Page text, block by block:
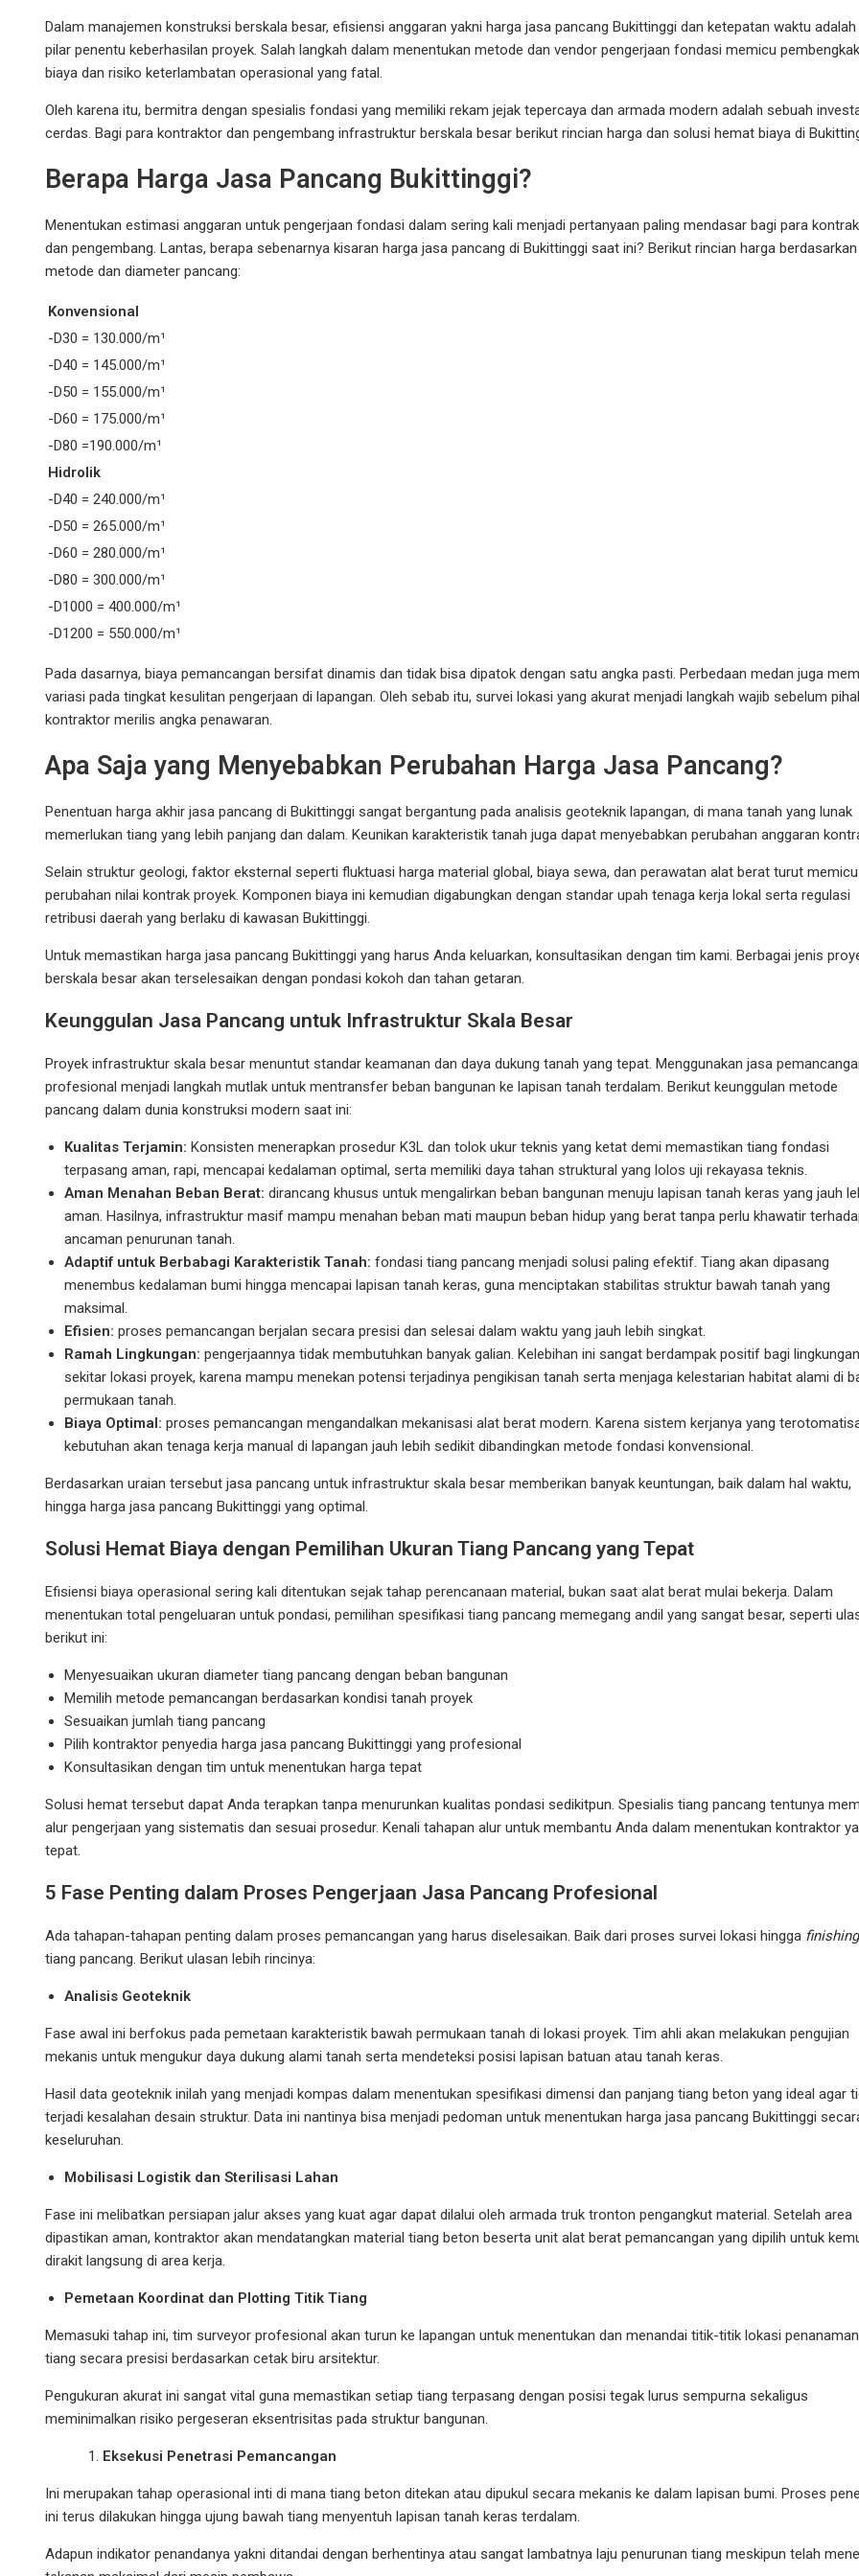
Dalam manajemen konstruksi berskala besar, efisiensi anggaran yakni harga jasa pancang Bukittinggi dan ketepatan waktu adalah
pilar penentu keberhasilan proyek. Salah langkah dalam menentukan metode dan vendor pengerjaan fondasi memicu
biaya dan risiko keterlambatan operasional yang fatal.
Oleh karena itu, bermitra dengan spesialis fondasi yang memiliki rekam jejak tepercaya dan armada modern adalah sebuah
cerdas. Bagi para kontraktor dan pengembang infrastruktur berskala besar berikut rincian harga dan solusi hemat biaya di
Berapa Harga Jasa Pancang Bukittinggi?
Menentukan estimasi anggaran untuk pengerjaan fondasi dalam sering kali menjadi pertanyaan paling mendasar bagi para
dan pengembang. Lantas, berapa sebenarnya kisaran harga jasa pancang di Bukittinggi saat ini? Berikut rincian harga berdasarkan
metode dan diameter pancang:
Konvensional
-D30 = 130.000/m¹
-D40 = 145.000/m¹
-D50 = 155.000/m¹
-D60 = 175.000/m¹
-D80 =190.000/m¹
Hidrolik
-D40 = 240.000/m¹
-D50 = 265.000/m¹
-D60 = 280.000/m¹
-D80 = 300.000/m¹
-D1000 = 400.000/m¹
-D1200 = 550.000/m¹
Pada dasarnya, biaya pemancangan bersifat dinamis dan tidak bisa dipatok dengan satu angka pasti. Perbedaan medan juga
variasi pada tingkat kesulitan pengerjaan di lapangan. Oleh sebab itu, survei lokasi yang akurat menjadi langkah wajib sebelum
kontraktor merilis angka penawaran.
Apa Saja yang Menyebabkan Perubahan Harga Jasa Pancang?
Penentuan harga akhir jasa pancang di Bukittinggi sangat bergantung pada analisis geoteknik lapangan, di mana tanah yang lunak
memerlukan tiang yang lebih panjang dan dalam. Keunikan karakteristik tanah juga dapat menyebabkan perubahan anggaran
Selain struktur geologi, faktor eksternal seperti fluktuasi harga material global, biaya sewa, dan perawatan alat berat turut memicu
perubahan nilai kontrak proyek. Komponen biaya ini kemudian digabungkan dengan standar upah tenaga kerja lokal serta regulasi
retribusi daerah yang berlaku di kawasan Bukittinggi.
Untuk memastikan harga jasa pancang Bukittinggi yang harus Anda keluarkan, konsultasikan dengan tim kami. Berbagai jenis
berskala besar akan terselesaikan dengan pondasi kokoh dan tahan getaran.
Keunggulan Jasa Pancang untuk Infrastruktur Skala Besar
Proyek infrastruktur skala besar menuntut standar keamanan dan daya dukung tanah yang tepat. Menggunakan jasa
profesional menjadi langkah mutlak untuk mentransfer beban bangunan ke lapisan tanah terdalam. Berikut keunggulan metode
pancang dalam dunia konstruksi modern saat ini:
Kualitas Terjamin: Konsisten menerapkan prosedur K3L dan tolok ukur teknis yang ketat demi memastikan tiang fondasi
terpasang aman, rapi, mencapai kedalaman optimal, serta memiliki daya tahan struktural yang lolos uji rekayasa teknis.
Aman Menahan Beban Berat: dirancang khusus untuk mengalirkan beban bangunan menuju lapisan tanah keras yang jauh
aman. Hasilnya, infrastruktur masif mampu menahan beban mati maupun beban hidup yang berat tanpa perlu khawatir
ancaman penurunan tanah.
Adaptif untuk Berbabagi Karakteristik Tanah: fondasi tiang pancang menjadi solusi paling efektif. Tiang akan dipasang
menembus kedalaman bumi hingga mencapai lapisan tanah keras, guna menciptakan stabilitas struktur bawah tanah yang
maksimal.
Efisien: proses pemancangan berjalan secara presisi dan selesai dalam waktu yang jauh lebih singkat.
Ramah Lingkungan: pengerjaannya tidak membutuhkan banyak galian. Kelebihan ini sangat berdampak positif bagi lingkungan
sekitar lokasi proyek, karena mampu menekan potensi terjadinya pengikisan tanah serta menjaga kelestarian habitat alami di
permukaan tanah.
Biaya Optimal: proses pemancangan mengandalkan mekanisasi alat berat modern. Karena sistem kerjanya yang
kebutuhan akan tenaga kerja manual di lapangan jauh lebih sedikit dibandingkan metode fondasi konvensional.
Berdasarkan uraian tersebut jasa pancang untuk infrastruktur skala besar memberikan banyak keuntungan, baik dalam hal waktu,
hingga harga jasa pancang Bukittinggi yang optimal.
Solusi Hemat Biaya dengan Pemilihan Ukuran Tiang Pancang yang Tepat
Efisiensi biaya operasional sering kali ditentukan sejak tahap perencanaan material, bukan saat alat berat mulai bekerja. Dalam
menentukan total pengeluaran untuk pondasi, pemilihan spesifikasi tiang pancang memegang andil yang sangat besar, seperti
berikut ini:
Menyesuaikan ukuran diameter tiang pancang dengan beban bangunan
Memilih metode pemancangan berdasarkan kondisi tanah proyek
Sesuaikan jumlah tiang pancang
Pilih kontraktor penyedia harga jasa pancang Bukittinggi yang profesional
Konsultasikan dengan tim untuk menentukan harga tepat
Solusi hemat tersebut dapat Anda terapkan tanpa menurunkan kualitas pondasi sedikitpun. Spesialis tiang pancang tentunya
alur pengerjaan yang sistematis dan sesuai prosedur. Kenali tahapan alur untuk membantu Anda dalam menentukan kontraktor
tepat.
5 Fase Penting dalam Proses Pengerjaan Jasa Pancang Profesional
Ada tahapan-tahapan penting dalam proses pemancangan yang harus diselesaikan. Baik dari proses survei lokasi hingga finishing
tiang pancang. Berikut ulasan lebih rincinya:
Analisis Geoteknik
Fase awal ini berfokus pada pemetaan karakteristik bawah permukaan tanah di lokasi proyek. Tim ahli akan melakukan pengujian
mekanis untuk mengukur daya dukung alami tanah serta mendeteksi posisi lapisan batuan atau tanah keras.
Hasil data geoteknik inilah yang menjadi kompas dalam menentukan spesifikasi dimensi dan panjang tiang beton yang ideal agar
terjadi kesalahan desain struktur. Data ini nantinya bisa menjadi pedoman untuk menentukan harga jasa pancang Bukittinggi
keseluruhan.
Mobilisasi Logistik dan Sterilisasi Lahan
Fase ini melibatkan persiapan jalur akses yang kuat agar dapat dilalui oleh armada truk tronton pengangkut material. Setelah area
dipastikan aman, kontraktor akan mendatangkan material tiang beton beserta unit alat berat pemancangan yang dipilih untuk
dirakit langsung di area kerja.
Pemetaan Koordinat dan Plotting Titik Tiang
Memasuki tahap ini, tim surveyor profesional akan turun ke lapangan untuk menentukan dan menandai titik-titik lokasi penanaman
tiang secara presisi berdasarkan cetak biru arsitektur.
Pengukuran akurat ini sangat vital guna memastikan setiap tiang terpasang dengan posisi tegak lurus sempurna sekaligus
meminimalkan risiko pergeseran eksentrisitas pada struktur bangunan.
Eksekusi Penetrasi Pemancangan
Ini merupakan tahap operasional inti di mana tiang beton ditekan atau dipukul secara mekanis ke dalam lapisan bumi. Proses
ini terus dilakukan hingga ujung bawah tiang menyentuh lapisan tanah keras terdalam.
Adapun indikator penandanya yakni ditandai dengan berhentinya atau sangat lambatnya laju penurunan tiang meskipun telah